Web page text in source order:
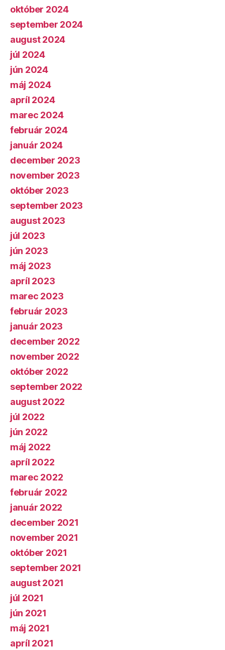
október 2024
september 2024
august 2024
júl 2024
jún 2024
máj 2024
apríl 2024
marec 2024
február 2024
január 2024
december 2023
november 2023
október 2023
september 2023
august 2023
júl 2023
jún 2023
máj 2023
apríl 2023
marec 2023
február 2023
január 2023
december 2022
november 2022
október 2022
september 2022
august 2022
júl 2022
jún 2022
máj 2022
apríl 2022
marec 2022
február 2022
január 2022
december 2021
november 2021
október 2021
september 2021
august 2021
júl 2021
jún 2021
máj 2021
apríl 2021